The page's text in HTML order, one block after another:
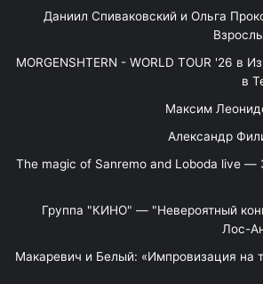
"Даниил Спиваковский и Ольга
MORGENSHTERN - WORLD TOUR '26 в
в
Максим
Александр
"The magic of Sanremo and Loboda live
Группа "КИНО" — "Невероятный
Лос-
Макаревич и Белый: «Импровизация на